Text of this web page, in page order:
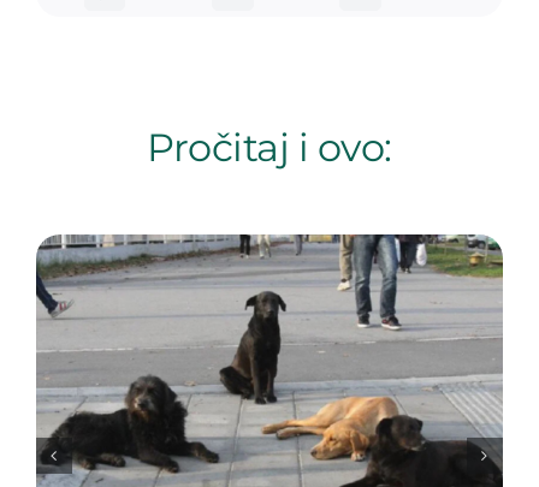
Pročitaj i ovo: